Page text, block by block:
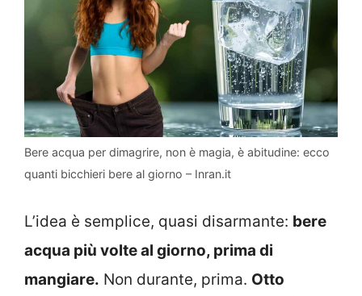
Bere acqua per dimagrire, non è magia, è abitudine: ecco
quanti bicchieri bere al giorno – Inran.it
L’idea è semplice, quasi disarmante: bere
acqua più volte al giorno, prima di
mangiare. Non durante, prima. Otto